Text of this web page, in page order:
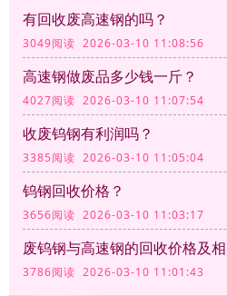
有回收废高速钢的吗？
3049阅读 2026-03-10 11:08:56
高速钢做废品多少钱一斤？
4027阅读 2026-03-10 11:07:54
收废钨钢有利润吗？
3385阅读 2026-03-10 11:05:04
钨钢回收价格？
3656阅读 2026-03-10 11:03:17
废钨钢与高速钢的回收价格及
3786阅读 2026-03-10 11:01:43